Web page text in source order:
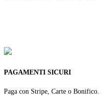
PAGAMENTI SICURI
Paga con Stripe, Carte o Bonifico.